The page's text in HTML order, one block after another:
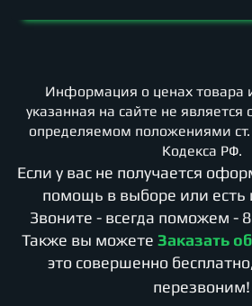
Информация о ценах товара
указанная на сайте не
определяемом положениями ст.
Кодекса РФ.
Если у вас не получается
помощь в выборе или есть
Звоните - всегда поможем -
Также вы можете Заказать
это совершенно
перезвоним!